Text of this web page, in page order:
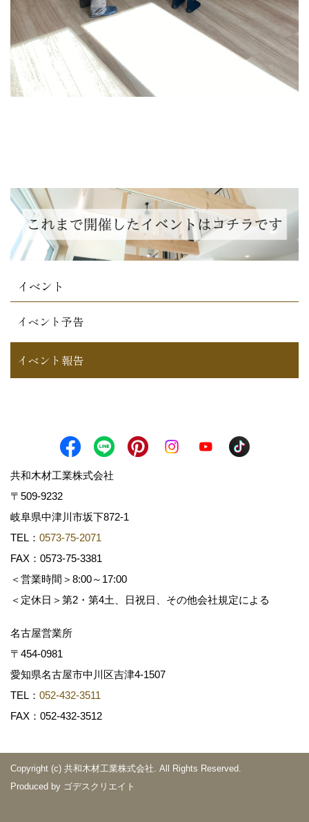
イベント
イベント予告
イベント報告
共和木材工業株式会社
〒509-9232
岐阜県中津川市坂下872‐1
TEL： 0573-75-2071
FAX：0573-75-3381
＜営業時間＞8:00～17:00
＜定休日＞第2・第4土、日祝日、その他会社規定による
名古屋営業所
〒454-0981
愛知県名古屋市中川区吉津4-1507
TEL： 052-432-3511
FAX：052-432-3512
Copyright (c) 共和木材工業株式会社. All Rights Reserved.
Produced by ゴデスクリエイト